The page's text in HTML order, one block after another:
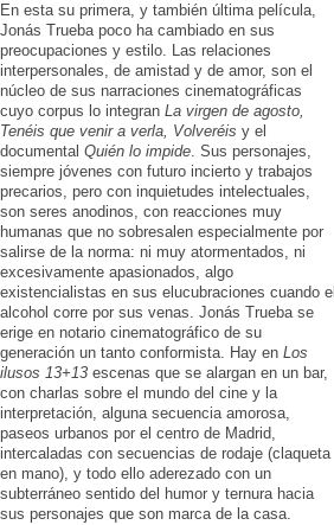
En esta su primera, y también última película,
Jonás Trueba poco ha cambiado en sus
preocupaciones y estilo. Las relaciones
interpersonales, de amistad y de amor, son el
núcleo de sus narraciones cinematográficas
cuyo corpus lo integran La virgen de agosto,
Tenéis que venir a verla, Volveréis y el
documental Quién lo impide. Sus personajes,
siempre jóvenes con futuro incierto y trabajos
precarios, pero con inquietudes intelectuales,
son seres anodinos, con reacciones muy
humanas que no sobresalen especialmente por
salirse de la norma: ni muy atormentados, ni
excesivamente apasionados, algo
existencialistas en sus elucubraciones cuando el
alcohol corre por sus venas. Jonás Trueba se
erige en notario cinematográfico de su
generación un tanto conformista. Hay en Los
ilusos 13+13 escenas que se alargan en un bar,
con charlas sobre el mundo del cine y la
interpretación, alguna secuencia amorosa,
paseos urbanos por el centro de Madrid,
intercaladas con secuencias de rodaje (claqueta
en mano), y todo ello aderezado con un
subterráneo sentido del humor y ternura hacia
sus personajes que son marca de la casa.